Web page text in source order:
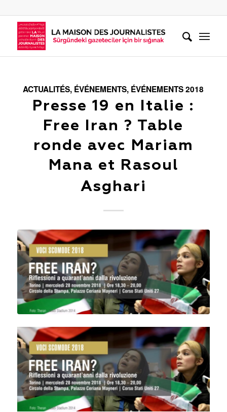
ACTUALITÉS, ÉVÉNEMENTS, ÉVÉNEMENTS 2018
Presse 19 en Italie :
Free Iran ? Table
ronde avec Mariam
Mana et Rasoul
Asghari